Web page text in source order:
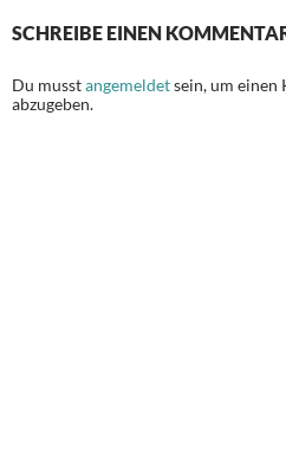
SCHREIBE EINEN
Du musstangemeldetsein, um einen
abzugeben.